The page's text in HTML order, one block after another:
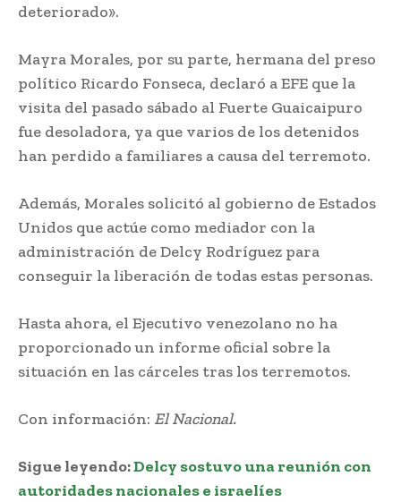
deteriorado».
Mayra Morales, por su parte, hermana del preso
político Ricardo Fonseca, declaró a EFE que la
visita del pasado sábado al Fuerte Guaicaipuro
fue desoladora, ya que varios de los detenidos
han perdido a familiares a causa del terremoto.
Además, Morales solicitó al gobierno de Estados
Unidos que actúe como mediador con la
administración de Delcy Rodríguez para
conseguir la liberación de todas estas personas.
Hasta ahora, el Ejecutivo venezolano no ha
proporcionado un informe oficial sobre la
situación en las cárceles tras los terremotos.
Con información: El Nacional.
Sigue leyendo:Delcy sostuvo una reunión con
autoridades nacionales e israelíes